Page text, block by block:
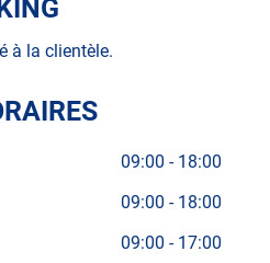
vous sur internet pour le
de contrôle technique le
plus pour prendre RDV dans
à la clientèle.
09:00 - 18:00
09:00 - 18:00
09:00 - 17:00